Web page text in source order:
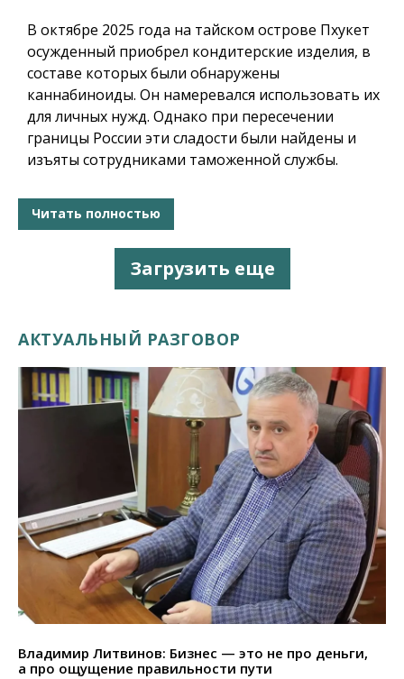
В октябре 2025 года на тайском острове Пхукет
осужденный приобрел кондитерские изделия, в
составе которых были обнаружены
каннабиноиды. Он намеревался использовать их
для личных нужд. Однако при пересечении
границы России эти сладости были найдены и
изъяты сотрудниками таможенной службы.
Читать полностью
Загрузить еще
АКТУАЛЬНЫЙ РАЗГОВОР
Владимир Литвинов: Бизнес — это не про деньги,
а про ощущение правильности пути